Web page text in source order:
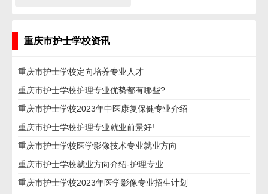
重庆市护士学校资讯
重庆市护士学校定向培养专业人才
重庆市护士学校护理专业优势都有哪些?
重庆市护士学校2023年中医康复保健专业介绍
重庆市护士学校护理专业就业前景好!
重庆市护士学校医学影像技术专业就业方向
重庆市护士学校就业方向介绍-护理专业
重庆市护士学校2023年医学影像专业招生计划